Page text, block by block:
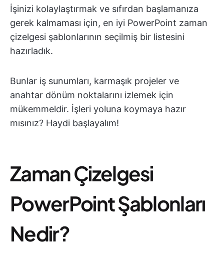
İşinizi kolaylaştırmak ve sıfırdan başlamanıza
gerek kalmaması için, en iyi PowerPoint zaman
çizelgesi şablonlarının seçilmiş bir listesini
hazırladık.
Bunlar iş sunumları, karmaşık projeler ve
anahtar dönüm noktalarını izlemek için
mükemmeldir. İşleri yoluna koymaya hazır
mısınız? Haydi başlayalım!
Zaman Çizelgesi
PowerPoint Şablonları
Nedir?